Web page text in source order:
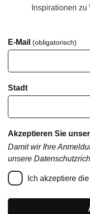
Inspirationen
E-Mail (obligatorisch)
Stadt
Akzeptieren Sie
Damit wir Ihre
unsere
Ich akzeptiere